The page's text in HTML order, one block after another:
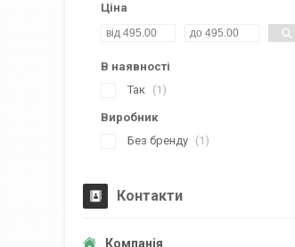
Ціна
В наявності
Так
1
Виробник
Без бренду
1
Контакти